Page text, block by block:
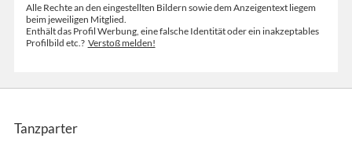
Alle Rechte an den eingestellten Bildern sowie dem Anzeigentext liegem
beim jeweiligen Mitglied.
Enthält das Profil Werbung, eine falsche Identität oder ein inakzeptables
Profilbild etc.? Verstoß melden!
Tanzparter